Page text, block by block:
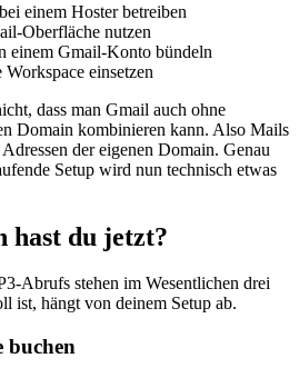
einem Hoster betreiben
Oberfläche nutzen
einem Gmail-Konto bündeln
einsetzen
dass man Gmail auch ohne
Domain kombinieren kann. Also Mails
der eigenen Domain. Genau
Setup wird nun technisch etwas
hast du jetzt?
Abrufs stehen im Wesentlichen drei
ist, hängt von deinem Setup ab.
buchen